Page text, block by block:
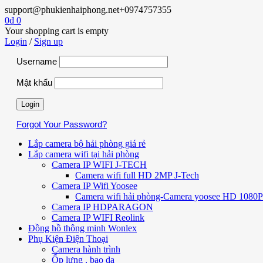
support@phukienhaiphong.net+0974757355
0₫ 0
Your shopping cart is empty
Login / Sign up
Username
Mật khẩu
Forgot Your Password?
Lắp camera bộ hải phòng giá rẻ
Lắp camera wifi tại hải phòng
Camera IP WIFI J-TECH
Camera wifi full HD 2MP J-Tech
Camera IP Wifi Yoosee
Camera wifi hải phòng-Camera yoosee HD
Camera IP HDPARAGON
Camera IP WIFI Reolink
Đồng hồ thông minh Wonlex
Phụ Kiện Điện Thoại
Camera hành trình
Ốp lưng , bao da